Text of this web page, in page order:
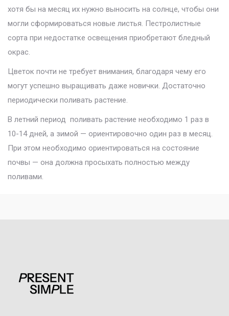
хотя бы на месяц их нужно выносить на солнце, чтобы они
могли сформироваться новые листья. Пестролистные
сорта при недостатке освещения приобретают бледный
окрас.
Цветок почти не требует внимания, благодаря чему его
могут успешно выращивать даже новички. Достаточно
периодически поливать растение.
В летний период поливать растение необходимо 1 раз в
10-14 дней, а зимой — ориентировочно один раз в месяц.
При этом необходимо ориентироваться на состояние
почвы — она должна просыхать полностью между
поливами.